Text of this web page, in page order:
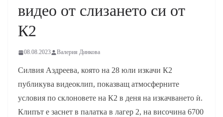
видео от слизането си от
К2
08.08.2023 Валерия Динкова
Силвия Аздреева, която на 28 юли изкачи К2
публикува видеоклип, показващ атмосферните
условия по склоновете на К2 в деня на изкачването ѝ.
Клипът е заснет в палатка в лагер 2, на височина 6700